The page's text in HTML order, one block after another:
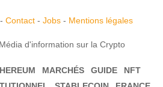
Contact- Jobs- Mentions légales
d'information sur la Crypto
MARCHÉS GUIDE
NFT